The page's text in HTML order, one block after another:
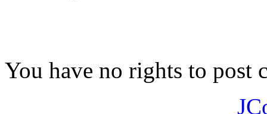
You have no rights to post